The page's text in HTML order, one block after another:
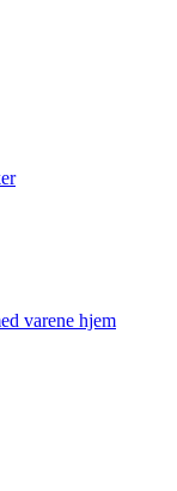
varene hjem